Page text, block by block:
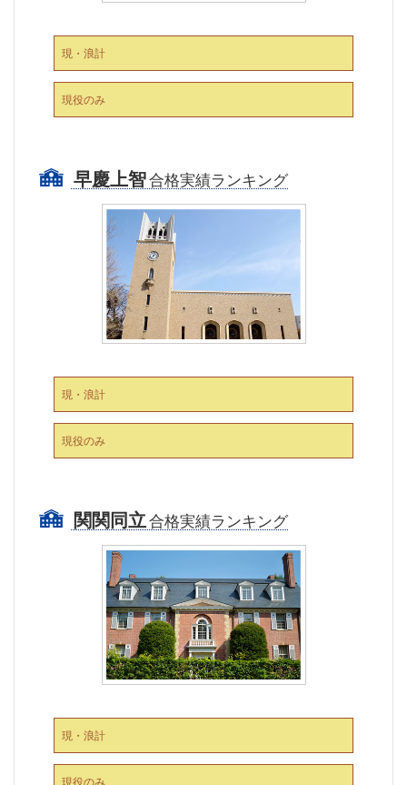
現・浪計
現役のみ
早慶上智合格実績ランキング
現・浪計
現役のみ
関関同立合格実績ランキング
現・浪計
現役のみ